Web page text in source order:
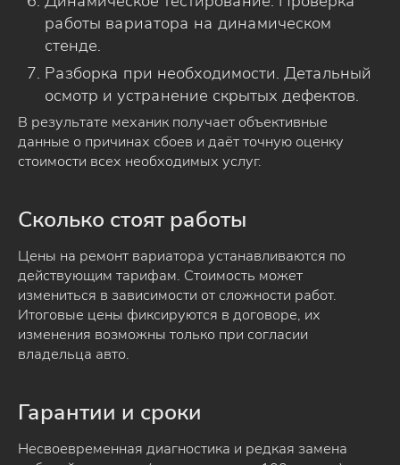
работы вариатора на динамическом
стенде.
Разборка при необходимости. Детальный
осмотр и устранение скрытых дефектов.
В результате механик получает объективные
данные о причинах сбоев и даёт точную оценку
стоимости всех необходимых услуг.
Сколько стоят работы
Цены на ремонт вариатора устанавливаются по
действующим тарифам. Стоимость может
измениться в зависимости от сложности работ.
Итоговые цены фиксируются в договоре, их
изменения возможны только при согласии
владельца авто.
Гарантии и сроки
Несвоевременная диагностика и редкая замена